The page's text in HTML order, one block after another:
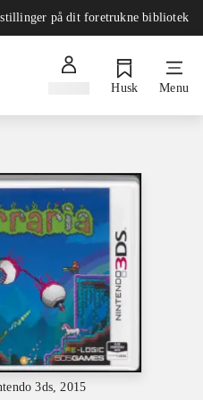
på dit foretrukne bibliotek
Husk Menu
3ds, 2015